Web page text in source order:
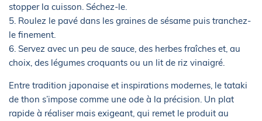
stopper la cuisson. Séchez-le.
5. Roulez le pavé dans les graines de sésame puis tranchez-
le finement.
6. Servez avec un peu de sauce, des herbes fraîches et, au
choix, des légumes croquants ou un lit de riz vinaigré.
Entre tradition japonaise et inspirations modernes, le tataki
de thon s’impose comme une ode à la précision. Un plat
rapide à réaliser mais exigeant, qui remet le produit au